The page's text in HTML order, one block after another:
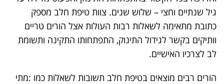
גיל שנתיים וחצי – שלוש שנים. צוות טיפת חלב מספק
כתובת מתאימה לשאלות רבות העולות אצל הורים טריים
וותיקים בקשר לגידול התינוק, התפתחותו התקינה ותשומת
לב לצרכיו האישיים.
הורים רבים מוצאים בטיפת חלב תשובות לשאלות כמו :מתי